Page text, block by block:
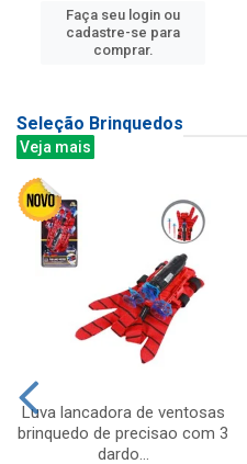
Faça seu login ou
cadastre-se para
comprar.
Seleção Brinquedos
Veja mais
Luva lancadora de ventosas
brinquedo de precisao com 3
dardo...